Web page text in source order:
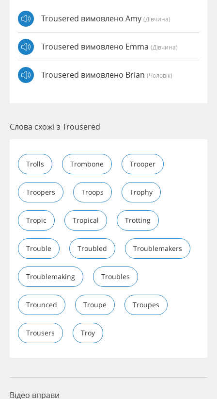
Trousered вимовлено Amy (дівчина)
Trousered вимовлено Emma (дівчина)
Trousered вимовлено Brian (чоловік)
Слова схожі з Trousered
Trolls Trombone Trooper
Troopers Troops Trophy
Tropic Tropical Trotting
Trouble Troubled Troublemakers
Troublemaking Troubles
Trounced Troupe Troupes
Trousers Troy
Відео вправи